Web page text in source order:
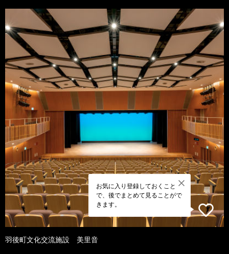
お気に入り登録しておくこと
で、後でまとめて見ることがで
きます。
羽後町文化交流施設 美里音